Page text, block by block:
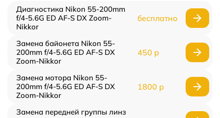
Диагностика Nikon 55-200mm
f/4-5.6G ED AF-S DX Zoom-
Nikkor
бесплатно
Замена байонета Nikon 55-
200mm f/4-5.6G ED AF-S DX
Zoom-Nikkor
450 р
Замена мотора Nikon 55-
200mm f/4-5.6G ED AF-S DX
Zoom-Nikkor
1800 р
Замена передней группы линз